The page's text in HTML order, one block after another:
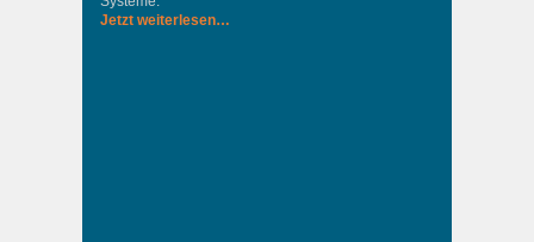
Jetzt weiterlesen…